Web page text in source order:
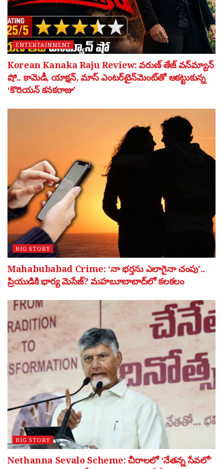
ENTERTAINMENT
Korean Kanaka Raju Review: వరుణ్ తేజ్ వన్‌మ్యాన్
షో.. కామెడీ, యాక్షన్, మాస్ ఎంటర్‌టైన్‌మెంట్‌తో ఆకట్టుకున్న
‘కొరియన్ కనకరాజు’
BIG STORY
Mahabubabad Crime: ‘నా భర్తను ఎలాగైనా చంపు’..
ప్రియుడికి భార్య మెసేజ్? మహబూబాబాద్‌లో కలకలం
BIG STORY
Nethanna Sevalo Scheme: చీరాలలో ‘నేతన్న సేవలో’